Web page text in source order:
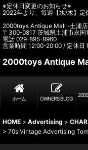
※定休日変更のお知らせ※
2022年より、毎週【水/木】定
2000toys Antique Mall -土浦
〒300-0817 茨城県土浦市永
電話 029-895-8960
営業時間 12:00-20:00 / 定休日
2000toys Antique
ホーム OWNER’S BLOG
HOME > Advertising >
> 70s Vintage Advertising